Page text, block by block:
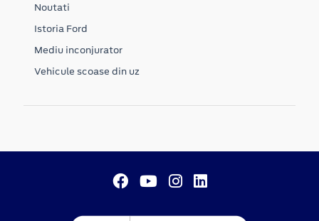
Noutati
Istoria Ford
Mediu inconjurator
Vehicule scoase din uz